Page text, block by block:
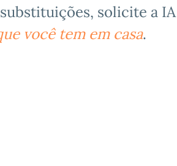
solicite a
você tem em casa.